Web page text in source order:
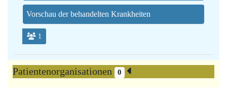
Vorschau der behandelten Krankheiten
1
Patientenorganisationen 0